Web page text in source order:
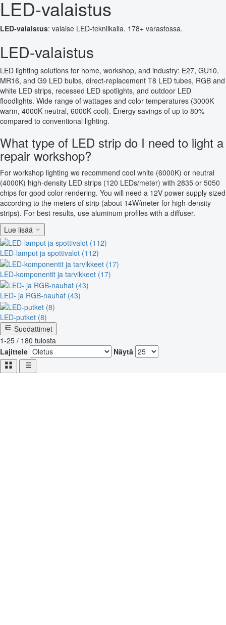
LED-valaistus
LED-valaistus: valaise LED-tekniikalla. 178+ varastossa.
LED-valaistus
LED lighting solutions for home, workshop, and industry: E27, GU10,
MR16, and G9 LED bulbs, direct-replacement T8 LED tubes, RGB and
white LED strips, recessed LED spotlights, and outdoor LED
floodlights. Wide range of wattages and color temperatures (3000K
warm, 4000K neutral, 6000K cool). Energy savings of up to 80%
compared to conventional lighting.
What type of LED strip do I need to light a
repair workshop?
For workshop lighting we recommend cool white (6000K) or neutral
(4000K) high-density LED strips (120 LEDs/meter) with 2835 or 5050
chips for good color rendering. You will need a 12V power supply sized
according to the meters of strip (about 14W/meter for high-density
strips). For best results, use aluminum profiles with a diffuser.
Lue lisää
LED-lamput ja spottivalot (112)
LED-komponentit ja tarvikkeet (17)
LED- ja RGB-nauhat (43)
LED-putket (8)
Suodattimet
1-25 / 180 tulosta
Lajittele
Näytä